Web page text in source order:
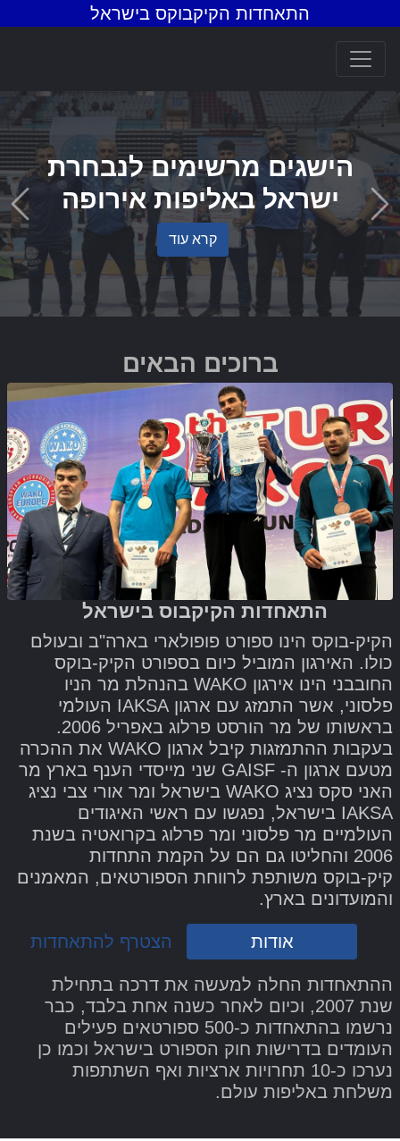
התאחדות הקיקבוקס בישראל
הישגים מרשימים לנבחרת
ישראל באליפות אירופה
קרא עוד
Next
ברוכים הבאים
התאחדות הקיקבוס בישראל
הקיק-בוקס הינו ספורט פופולארי בארה"ב ובעולם
כולו. האירגון המוביל כיום בספורט הקיק-בוקס
החובבני הינו אירגון WAKO בהנהלת מר הניו
פלסוני, אשר התמזג עם ארגון IAKSA העולמי
בראשותו של מר הורסט פרלוג באפריל 2006.
בעקבות ההתמזגות קיבל ארגון WAKO את ההכרה
מטעם ארגון ה- GAISF שני מייסדי הענף בארץ מר
האני סקס נציג WAKO בישראל ומר אורי צבי נציג
IAKSA בישראל, נפגשו עם ראשי האיגודים
העולמיים מר פלסוני ומר פרלוג בקרואטיה בשנת
2006 והחליטו גם הם על הקמת התחדות
קיק-בוקס משותפת לרווחת הספורטאים, המאמנים
והמועדונים בארץ.
אודות הצטרף להתאחדות
ההתאחדות החלה למעשה את דרכה בתחילת
שנת 2007, וכיום לאחר כשנה אחת בלבד, כבר
נרשמו בהתאחדות כ-500 ספורטאים פעילים
העומדים בדרישות חוק הספורט בישראל וכמו כן
נערכו כ-10 תחרויות ארציות ואף השתתפות
משלחת באליפות עולם.